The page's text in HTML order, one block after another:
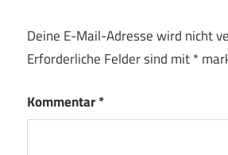
Deine E-Mail-Adresse wird nicht
Erforderliche Felder sind mit*
Kommentar*